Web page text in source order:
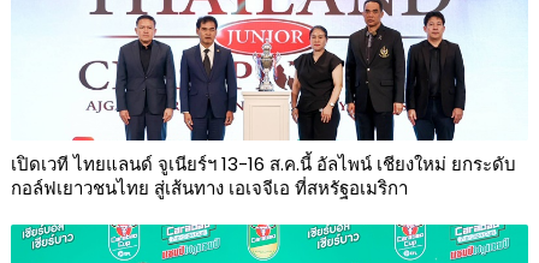
เปิดเวที ไทยแลนด์ จูเนียร์ฯ 13-16 ส.ค.นี้ อัลไพน์ เชียงใหม่ ยกระดับ
กอล์ฟเยาวชนไทย สู่เส้นทาง เอเจจีเอ ที่สหรัฐอเมริกา